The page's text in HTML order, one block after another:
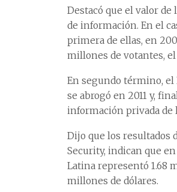
Destacó que el valor
de información. En el
primera de ellas, en
millones de votantes,
En segundo término, el
se abrogó en 2011 y,
información privada de
Dijo que los resultados
Security, indican que
Latina representó 1.68
millones de dólares.